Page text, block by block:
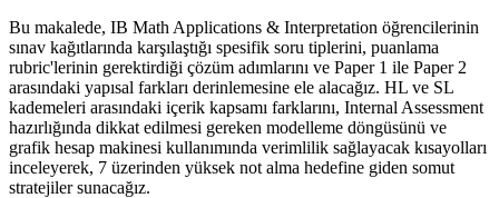
Bu makalede, IB Math Applications & Interpretation öğrencilerinin
sınav kağıtlarında karşılaştığı spesifik soru tiplerini, puanlama
rubric'lerinin gerektirdiği çözüm adımlarını ve Paper 1 ile Paper 2
arasındaki yapısal farkları derinlemesine ele alacağız. HL ve SL
kademeleri arasındaki içerik kapsamı farklarını, Internal Assessment
hazırlığında dikkat edilmesi gereken modelleme döngüsünü ve
grafik hesap makinesi kullanımında verimlilik sağlayacak kısayolları
inceleyerek, 7 üzerinden yüksek not alma hedefine giden somut
stratejiler sunacağız.